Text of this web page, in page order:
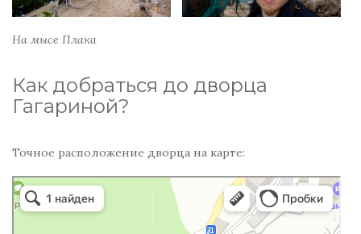
На мысе Плака
Как добраться до дворца
Гагариной?
Точное расположение дворца на карте:
Дворец княгини Гагариной
Музей в Республике Крым